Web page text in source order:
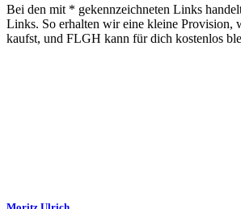
Bei den mit * gekennzeichneten Links
Links. So erhalten wir eine kleine Provision,
kaufst, und FLGH kann für dich kostenlos